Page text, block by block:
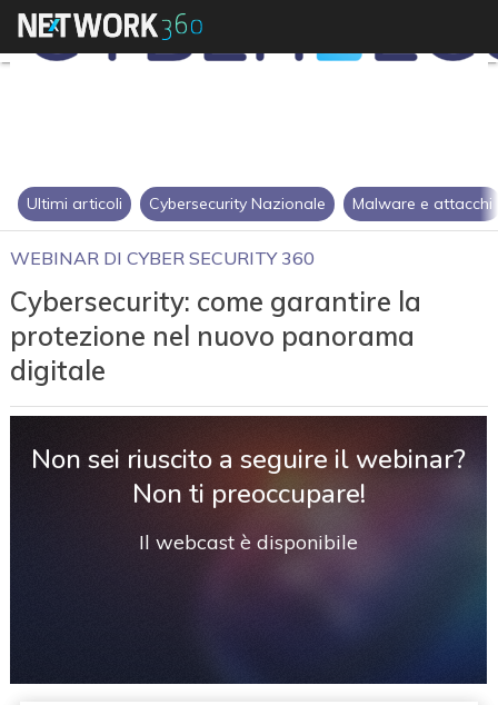
Ultimi articoli Cybersecurity Nazionale Malware e attacchi
WEBINAR DI CYBER SECURITY 360
Cybersecurity: come garantire la
protezione nel nuovo panorama
digitale
Non sei riuscito a seguire il webinar?
Non ti preoccupare!
Il webcast è disponibile